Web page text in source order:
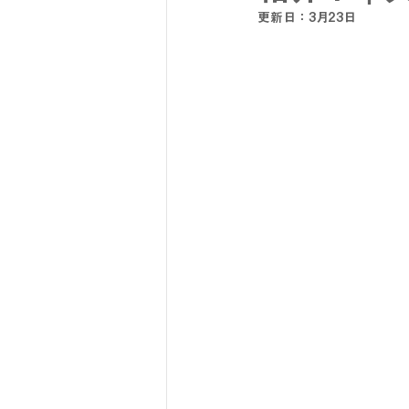
更新日： 3月23日